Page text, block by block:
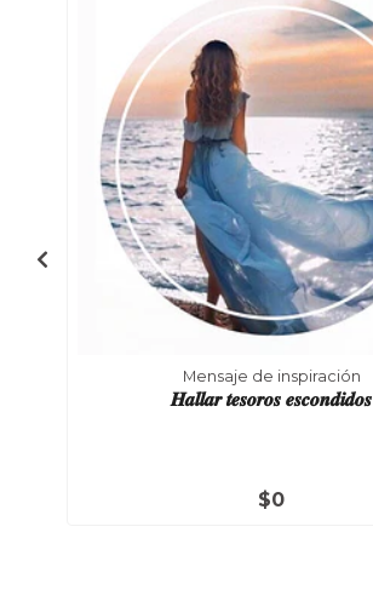
Mensaje de inspiración
𝑯𝒂𝒍𝒍𝒂𝒓 𝒕𝒆𝒔𝒐𝒓𝒐𝒔 𝒆𝒔𝒄𝒐𝒏𝒅𝒊𝒅𝒐𝒔
$0